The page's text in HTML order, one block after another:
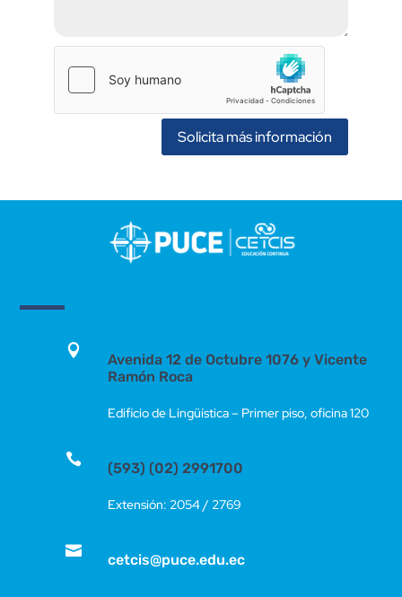
Solicita más información

Avenida 12 de Octubre 1076 y Vicente
Ramón Roca
Edificio de Lingüística – Primer piso, oficina 120

(593) (02) 2991700
Extensión: 2054 / 2769

cetcis@puce.edu.ec